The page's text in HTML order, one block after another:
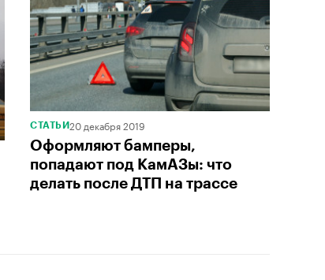
СТАТЬИ20 декабря 2019
Оформляют бамперы,
попадают под КамАЗы: что
делать после ДТП на трассе